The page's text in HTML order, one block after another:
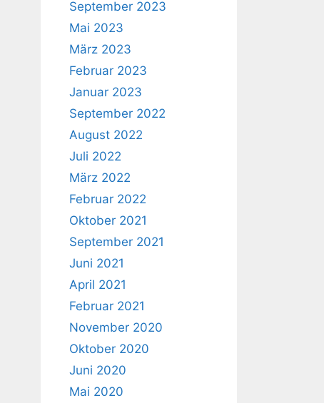
September 2023
Mai 2023
März 2023
Februar 2023
Januar 2023
September 2022
August 2022
Juli 2022
März 2022
Februar 2022
Oktober 2021
September 2021
Juni 2021
April 2021
Februar 2021
November 2020
Oktober 2020
Juni 2020
Mai 2020